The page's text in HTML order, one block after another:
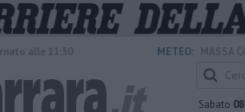
METEO:
Sabato